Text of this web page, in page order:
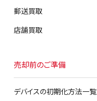
郵送買取
店舗買取
売却前のご準備
デバイスの初期化方法一覧